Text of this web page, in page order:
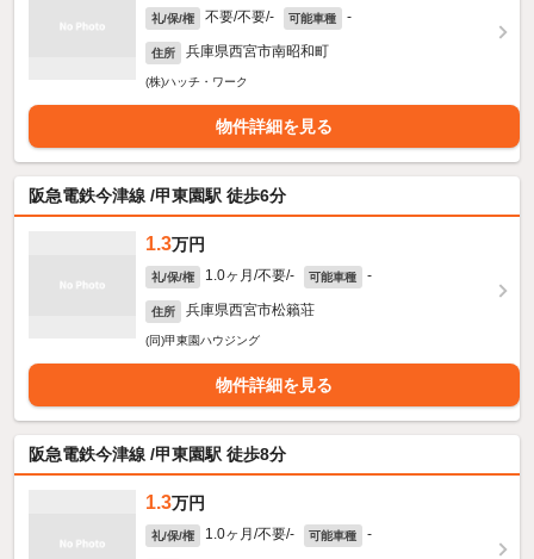
礼/保/権 不要/不要/- 可能車種 -
住所 兵庫県西宮市南昭和町
(株)ハッチ・ワーク
物件詳細を見る
阪急電鉄今津線 /甲東園駅 徒歩6分
1.3万円
礼/保/権 1.0ヶ月/不要/- 可能車種 -
住所 兵庫県西宮市松籟荘
(同)甲東園ハウジング
物件詳細を見る
阪急電鉄今津線 /甲東園駅 徒歩8分
1.3万円
礼/保/権 1.0ヶ月/不要/- 可能車種 -